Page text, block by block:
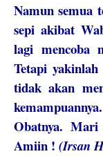
Namun semua
sepi akibat
lagi mencoba
Tetapi
tidak akan
Obatnya. Mari
Amiin ! (Irsan